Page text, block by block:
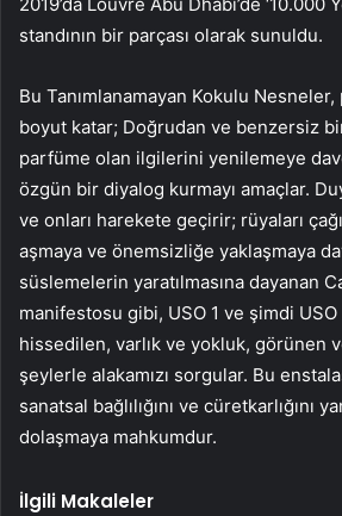
standının bir parçası olarak sunuldu.
Bu Tanımlanamayan Kokulu
boyut katar; Doğrudan ve benzersiz
parfüme olan ilgilerini yenilemeye
özgün bir diyalog kurmayı amaçlar.
ve onları harekete geçirir; rüyaları
aşmaya ve önemsizliğe yaklaşmaya
süslemelerin yaratılmasına dayanan
manifestosu gibi, USO 1 ve şimdi
hissedilen, varlık ve yokluk, görünen
şeylerle alakamızı sorgular. Bu
sanatsal bağlılığını ve cüretkarlığını
dolaşmaya mahkumdur.
İlgili Makaleler